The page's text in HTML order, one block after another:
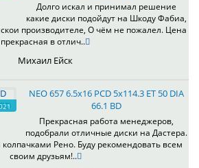
Долго искал и принимал решение
какие диски подойдут на Шкоду Фабиа,
производителе, О чём не пожалел. Цена
прекрасная в отлич..
Михаил Ейск
NEO 657 6.5x16 PCD 5x114.3 ET 50 DIA
66.1 BD
Прекрасная работа менеджеров,
подобрали отличные диски на Дастера.
Рено. Буду рекомендовать всем
своим друзьям!..